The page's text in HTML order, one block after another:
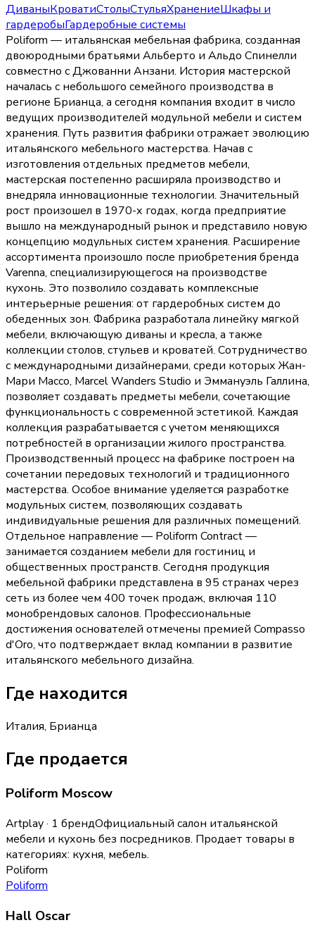
ДиваныКроватиСтолыСтульяХранениеШкафы и
гардеробыГардеробные системы
Poliform — итальянская мебельная фабрика, созданная
двоюродными братьями Альберто и Альдо Спинелли
совместно с Джованни Анзани. История мастерской
началась с небольшого семейного производства в
регионе Брианца, а сегодня компания входит в число
ведущих производителей модульной мебели и систем
хранения. Путь развития фабрики отражает эволюцию
итальянского мебельного мастерства. Начав с
изготовления отдельных предметов мебели,
мастерская постепенно расширяла производство и
внедряла инновационные технологии. Значительный
рост произошел в 1970-х годах, когда предприятие
вышло на международный рынок и представило новую
концепцию модульных систем хранения. Расширение
ассортимента произошло после приобретения бренда
Varenna, специализирующегося на производстве
кухонь. Это позволило создавать комплексные
интерьерные решения: от гардеробных систем до
обеденных зон. Фабрика разработала линейку мягкой
мебели, включающую диваны и кресла, а также
коллекции столов, стульев и кроватей. Сотрудничество
с международными дизайнерами, среди которых Жан-
Мари Массо, Marcel Wanders Studio и Эммануэль Галлина,
позволяет создавать предметы мебели, сочетающие
функциональность с современной эстетикой. Каждая
коллекция разрабатывается с учетом меняющихся
потребностей в организации жилого пространства.
Производственный процесс на фабрике построен на
сочетании передовых технологий и традиционного
мастерства. Особое внимание уделяется разработке
модульных систем, позволяющих создавать
индивидуальные решения для различных помещений.
Отдельное направление — Poliform Contract —
занимается созданием мебели для гостиниц и
общественных пространств. Сегодня продукция
мебельной фабрики представлена в 95 странах через
сеть из более чем 400 точек продаж, включая 110
монобрендовых салонов. Профессиональные
достижения основателей отмечены премией Compasso
d'Oro, что подтверждает вклад компании в развитие
итальянского мебельного дизайна.
Где находится
Италия, Брианца
Где продается
Poliform Moscow
Artplay · 1 брендОфициальный салон итальянской
мебели и кухонь без посредников. Продает товары в
категориях: кухня, мебель.
Poliform
Poliform
Hall Oscar